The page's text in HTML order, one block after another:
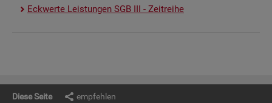
Eck­wer­te Leis­tun­gen SGB III - Zeit­rei­he
Diese Seite empfehlen